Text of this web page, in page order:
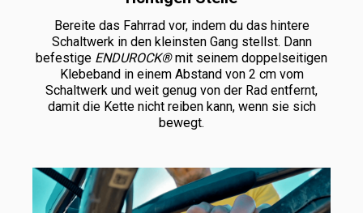
Bereite das Fahrrad vor, indem du das hintere
Schaltwerk in den kleinsten Gang stellst. Dann
befestige ENDUROCK®mit seinem doppelseitigen
Klebeband in einem Abstand von 2 cm vom
Schaltwerk und weit genug von der Rad entfernt,
damit die Kette nicht reiben kann, wenn sie sich
bewegt.